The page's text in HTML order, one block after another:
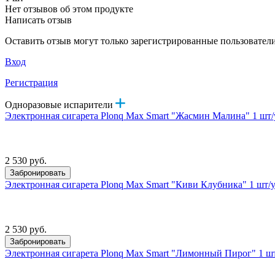
Нет отзывов об этом продукте
Написать отзыв
Оставить отзыв могут только зарегистрированные
Вход
Регистрация
Одноразовые испарители
Электронная сигарета Plonq Max Smart "Жасмин Малина" 1
2 530 руб.
Забронировать
Электронная сигарета Plonq Max Smart "Киви Клубника" 1 шт/
2 530 руб.
Забронировать
Электронная сигарета Plonq Max Smart "Лимонный Пирог" 1